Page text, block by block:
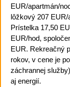
EUR/apartmán/
lôžkový 207 EUR/
Prístelka 17,50
EUR/hod,
EUR. Rekreačný
rokov, v cene je
záchrannej
aj energií.